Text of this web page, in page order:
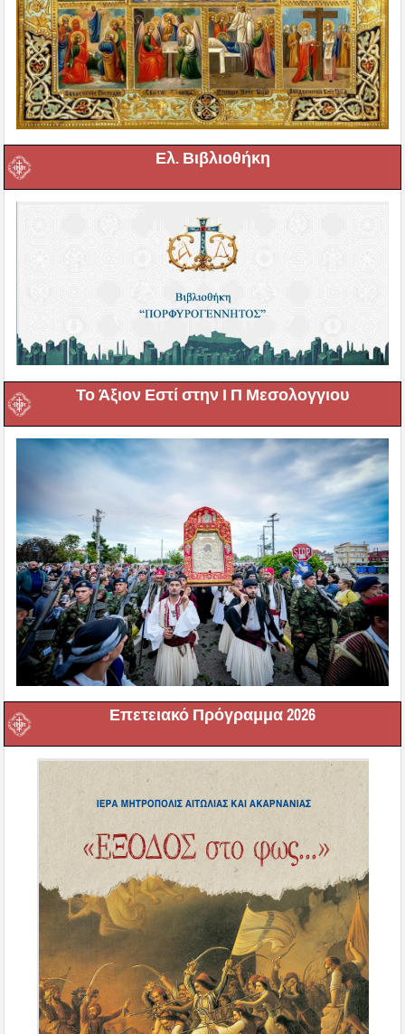
Ελ. Βιβλιοθήκη
Το Άξιον Εστί στην Ι Π Μεσολογγιου
Επετειακό Πρόγραμμα 2026